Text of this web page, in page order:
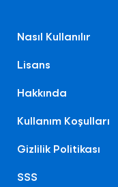
Nasıl Kullanılır
Lisans
Hakkında
Kullanım Koşulları
Gizlilik Politikası
SSS